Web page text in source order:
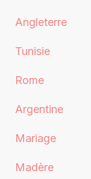
Angleterre
Tunisie
Rome
Argentine
Mariage
Madère